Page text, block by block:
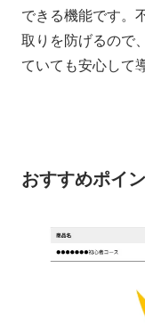
できる機能です。
取りを防げるので
ていても安心して
おすすめポイ